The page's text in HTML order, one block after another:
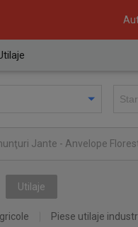
Jante - Anvelope
Utilaje
Piese utilaje